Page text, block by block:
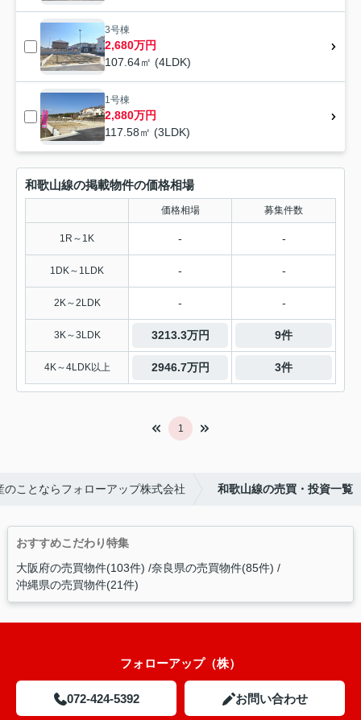
3号棟
2,680万円
107.64㎡ (4LDK)
1号棟
2,880万円
117.58㎡ (3LDK)
和歌山線の掲載物件の価格相場
価格相場 募集件数
1R～1K - -
1DK～1LDK - -
2K～2LDK - -
3K～3LDK 3213.3万円 9件
4K～4LDK以上 2946.7万円 3件
1
のことならフォローアップ株式会社 和歌山線の売買・投資一覧
おすすめこだわり特集
大阪府の売買物件(103件) 奈良県の売買物件(85件)
沖縄県の売買物件(21件)
フォローアップ（株）
072-424-5392 お問い合わせ